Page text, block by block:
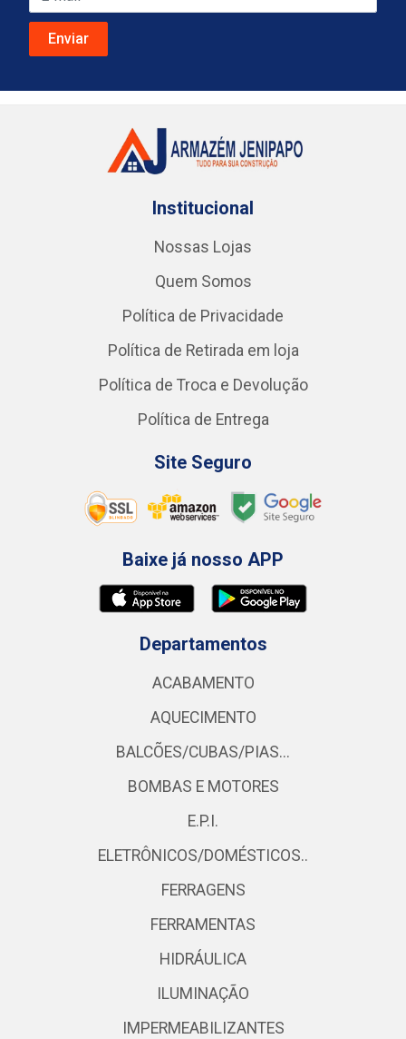
Institucional
Nossas Lojas
Quem Somos
Política de Privacidade
Política de Retirada em loja
Política de Troca e Devolução
Política de Entrega
Site Seguro
Baixe já nosso APP
Departamentos
ACABAMENTO
AQUECIMENTO
BALCÕES/CUBAS/PIAS...
BOMBAS E MOTORES
E.P.I.
ELETRÔNICOS/DOMÉSTICOS..
FERRAGENS
FERRAMENTAS
HIDRÁULICA
ILUMINAÇÃO
IMPERMEABILIZANTES